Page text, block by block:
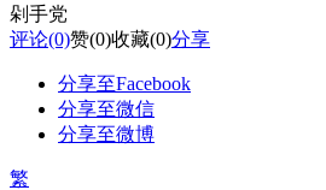
剁手党
评论(0)赞(0)收藏(0)分享
分享至Facebook
分享至微信
分享至微博
繁